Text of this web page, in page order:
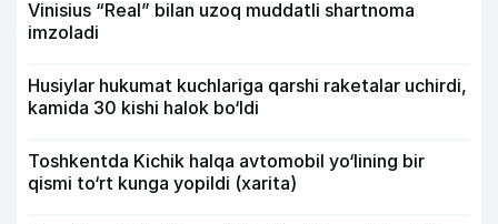
Vinisius “Real” bilan uzoq muddatli shartnoma
imzoladi
Husiylar hukumat kuchlariga qarshi raketalar uchirdi,
kamida 30 kishi halok bo‘ldi
Toshkentda Kichik halqa avtomobil yo‘lining bir
qismi to‘rt kunga yopildi (xarita)